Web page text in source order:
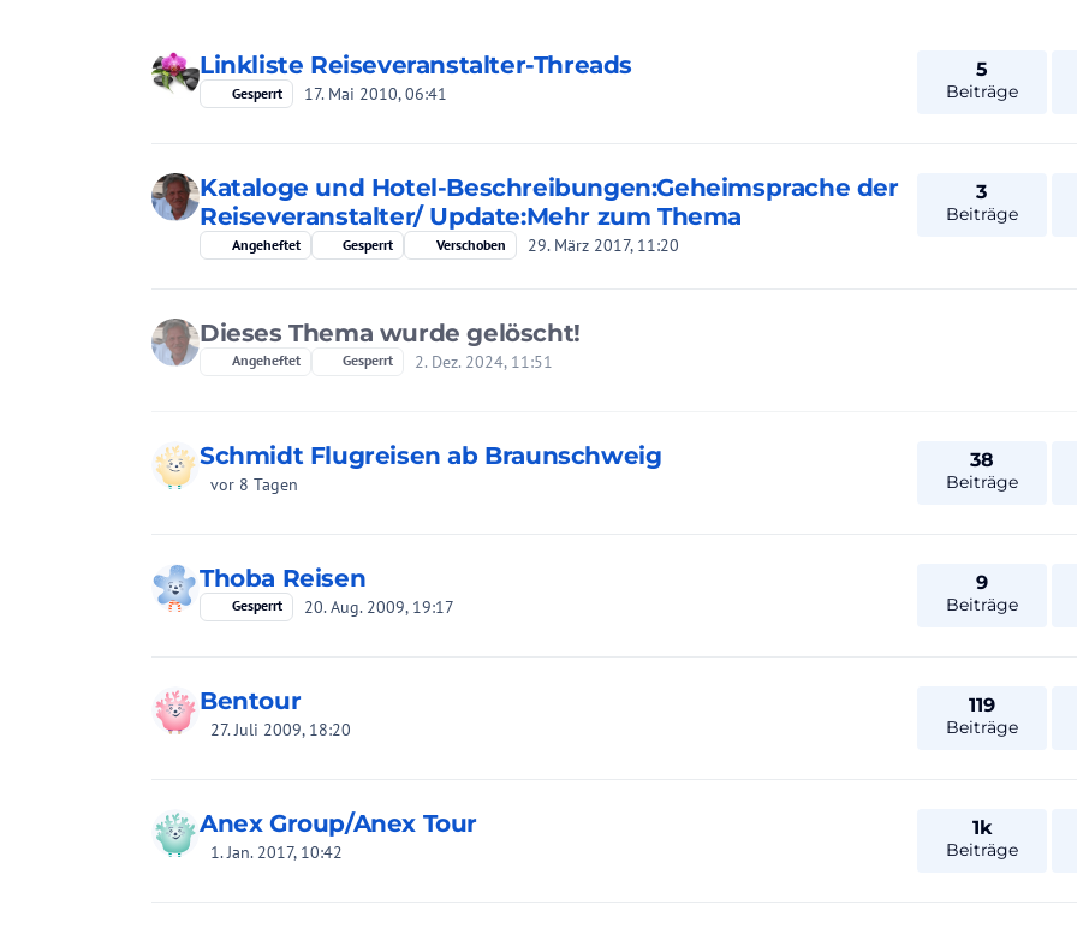
Linkliste Reiseveranstalter-Threads
Gesperrt 17. Mai 2010, 06:41
5
Beiträge
Kataloge und Hotel-Beschreibungen:Geheimsprache der
Reiseveranstalter/ Update:Mehr zum Thema
Angeheftet Gesperrt Verschoben 29. März 2017, 11:20
3
Beiträge
Dieses Thema wurde gelöscht!
Angeheftet Gesperrt 2. Dez. 2024, 11:51
Schmidt Flugreisen ab Braunschweig
vor 8 Tagen
38
Beiträge
Thoba Reisen
Gesperrt 20. Aug. 2009, 19:17
9
Beiträge
Bentour
27. Juli 2009, 18:20
119
Beiträge
Anex Group/Anex Tour
1. Jan. 2017, 10:42
1k
Beiträge